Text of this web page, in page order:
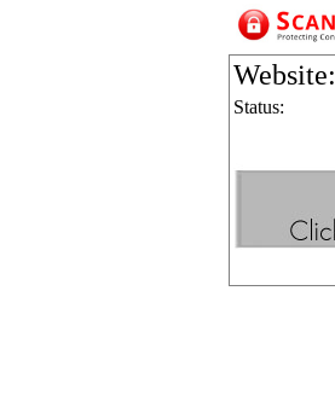
Website:
Status: